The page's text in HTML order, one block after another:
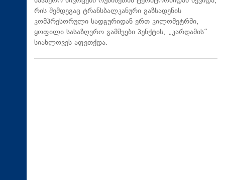
რის შემდეგაც ტრანსბალკანური გაზსადენის
კომპრესორული სადგურიდან ერთ კილომეტრში,
ყოფილი სასაზღვრო გამშვები პუნქტის, „კარდამის“
სიახლოვეს აფეთქდა.